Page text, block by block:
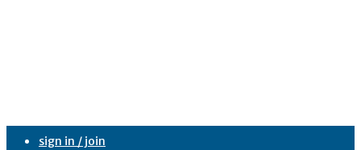
sign in / join